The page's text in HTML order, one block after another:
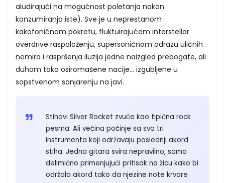
aludirajući na mogućnost poletanja nakon
konzumiranja iste). Sve je u neprestanom
kakofoničnom pokretu, fluktuirajućem interstellar
overdrive raspoloženju, supersoničnom odrazu uličnih
nemira i raspršenja iluzija jedne naizgled prebogate, ali
duhom tako osiromašene nacije... izgubljene u
sopstvenom sanjarenju na javi.
Stihovi Silver Rocket zvuče kao tipična rock
pesma. Ali većina počinje sa sva tri
instrumenta koji održavaju poslednji akord
stiha. Jedna gitara svira nepravilno, samo
delimično primenjujući pritisak na žicu kako bi
održala akord tako da njezine note krvare